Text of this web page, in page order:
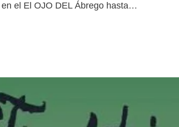
el El OJO DEL Ábrego hasta…